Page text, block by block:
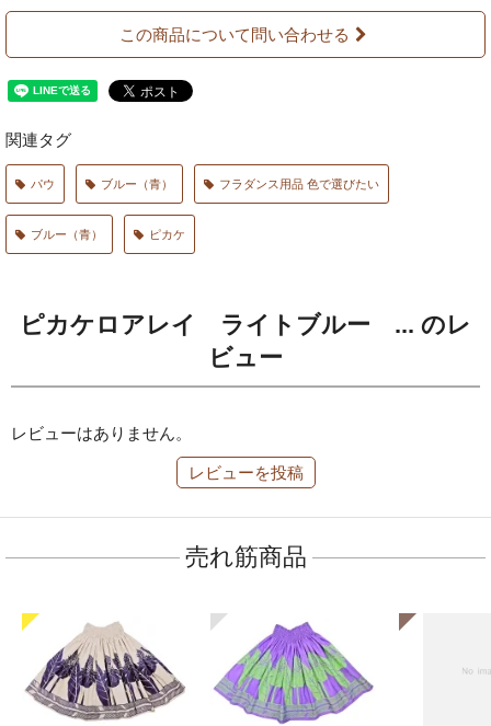
この商品について問い合わせる
関連タグ
パウ ブルー（青） フラダンス用品 色で選びたい
ブルー（青） ピカケ
ピカケロアレイ ライトブルー ... のレ
ビュー
レビューはありません。
レビューを投稿
売れ筋商品